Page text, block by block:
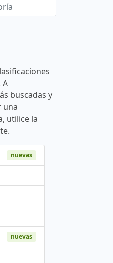
A
buscadas y
una
utilice la
nuevas
nuevas